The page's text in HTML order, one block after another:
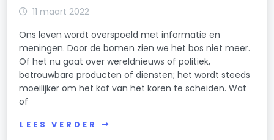
11 maart 2022
Ons leven wordt overspoeld met informatie en
meningen. Door de bomen zien we het bos niet meer.
Of het nu gaat over wereldnieuws of politiek,
betrouwbare producten of diensten; het wordt steeds
moeilijker om het kaf van het koren te scheiden. Wat
of
LEES VERDER